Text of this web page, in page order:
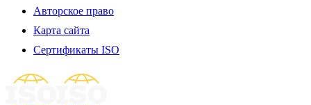
Авторское право
Карта сайта
Сертификаты ISO